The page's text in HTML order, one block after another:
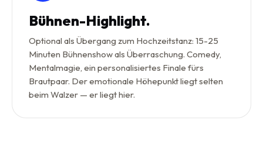
Bühnen-Highlight.
Optional als Übergang zum Hochzeitstanz: 15-25
Minuten Bühnenshow als Überraschung. Comedy,
Mentalmagie, ein personalisiertes Finale fürs
Brautpaar. Der emotionale Höhepunkt liegt selten
beim Walzer — er liegt hier.